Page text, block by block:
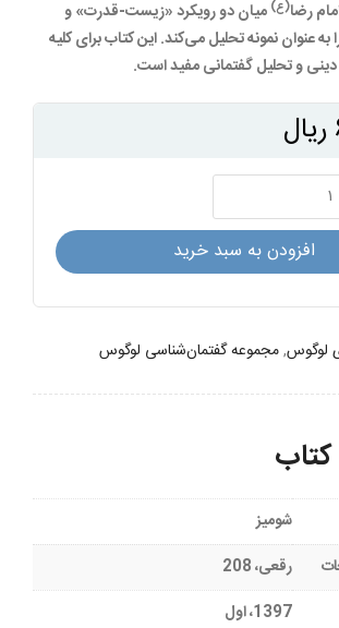
رضا(ع) میان دو رویکرد «زیست-قدرت» و
عنوان نمونه تحلیل می‌کند. این کتاب برای کلیه
دینی و تحلیل گفتمانی مفید است.
ریال
افزودن به سبد خرید
لوگوس,مجموعه گفتمان‌شناسی لوگوس
شومیز
رقعی، 208
1397، اول